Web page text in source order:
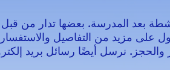
بعد المدرسة. بعضها تدار من
على مزيد من التفاصيل